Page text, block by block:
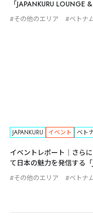
「JAPANKURU LOUNGE &
その他のエリア ベトナ
JAPANKURU イベント ベト
イベントレポート｜さら
て日本の魅力を発信する「
その他のエリア ベトナ